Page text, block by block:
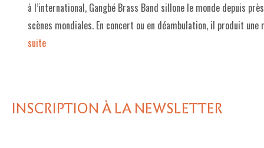
AMI·ES ARTISTES
LA CARTE
à l’international, Gangbé Brass Band sillone le monde depuis
scènes mondiales. En concert ou en déambulation, il produit
suite­­
INSCRIPTION À LA NEWSLETTER